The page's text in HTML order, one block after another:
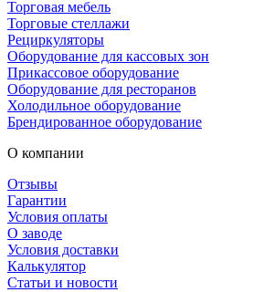
Торговая мебель
Торговые стеллажи
Рециркуляторы
Оборудование для кассовых зон
Прикассовое оборудование
Оборудование для ресторанов
Холодильное оборудование
Брендированное оборудование
О компании
Отзывы
Гарантии
Условия оплаты
О заводе
Условия доставки
Калькулятор
Статьи и новости